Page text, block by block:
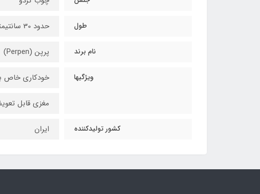
طول حدود 30 سانتیمتر
نام برند پرپن (Perpen)
ویژگیها خودکاری خاص
مغزی قابل
کشور تولیدکننده ایران